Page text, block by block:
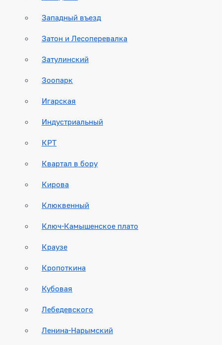
Западный въезд
Затон и Лесоперевалка
Затулинский
Зоопарк
Игарская
Индустриальный
КРТ
Квартал в бору
Кирова
Клюквенный
Ключ-Камышенское плато
Краузе
Кропоткина
Кубовая
Лебедевского
Ленина-Нарымский